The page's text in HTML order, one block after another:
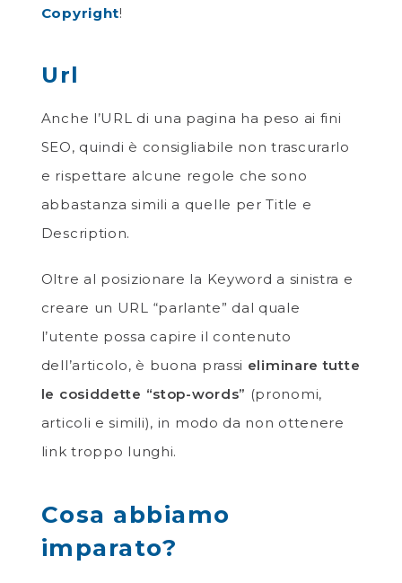
Copyright!
Url
Anche l’URL di una pagina ha peso ai fini
SEO, quindi è consigliabile non trascurarlo
e rispettare alcune regole che sono
abbastanza simili a quelle per Title e
Description.
Oltre al posizionare la Keyword a sinistra e
creare un URL “parlante” dal quale
l’utente possa capire il contenuto
dell’articolo, è buona prassi eliminare tutte
le cosiddette “stop-words” (pronomi,
articoli e simili), in modo da non ottenere
link troppo lunghi.
Cosa abbiamo
imparato?